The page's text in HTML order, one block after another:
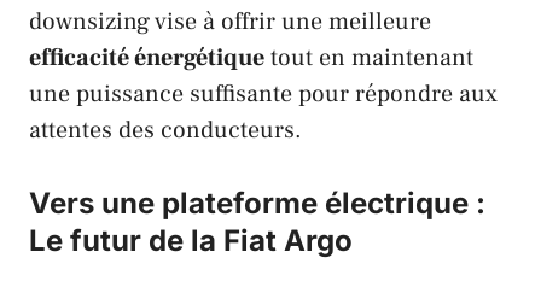
downsizing vise à offrir une meilleure
efficacité énergétiquetout en maintenant
une puissance suffisante pour répondre aux
attentes des conducteurs.
Vers une plateforme électrique :
Le futur de la Fiat Argo